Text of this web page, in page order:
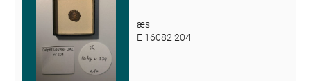
æs
E 16082 204